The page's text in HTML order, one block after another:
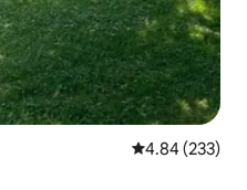
평점 4.84점(5
4.84 (233)